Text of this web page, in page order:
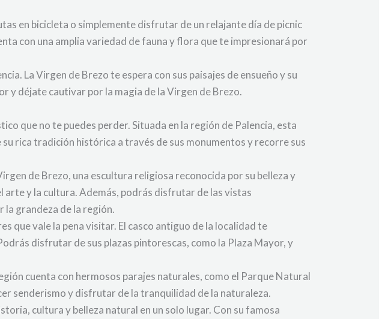
en bicicleta o simplemente disfrutar de un relajante día de picnic
con una amplia variedad de fauna y flora que te impresionará por
La Virgen de Brezo te espera con sus paisajes de ensueño y su
y déjate cautivar por la magia de la Virgen de Brezo.
que no te puedes perder. Situada en la región de Palencia, esta
rica tradición histórica a través de sus monumentos y recorre sus
de Brezo, una escultura religiosa reconocida por su belleza y
arte y la cultura. Además, podrás disfrutar de las vistas
la grandeza de la región.
que vale la pena visitar. El casco antiguo de la localidad te
disfrutar de sus plazas pintorescas, como la Plaza Mayor, y
cuenta con hermosos parajes naturales, como el Parque Natural
senderismo y disfrutar de la tranquilidad de la naturaleza.
cultura y belleza natural en un solo lugar. Con su famosa